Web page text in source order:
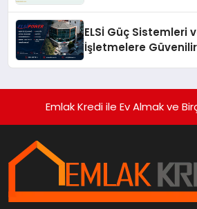
ELSİ Güç Sistemleri
İşletmelere
Emlak Kredi ile Ev Almak ve